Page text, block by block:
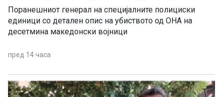
Поранешниот генерал на специјалните полициски
единици со детален опис на убиството од ОНА на
десетмина македонски војници
пред 14 часа